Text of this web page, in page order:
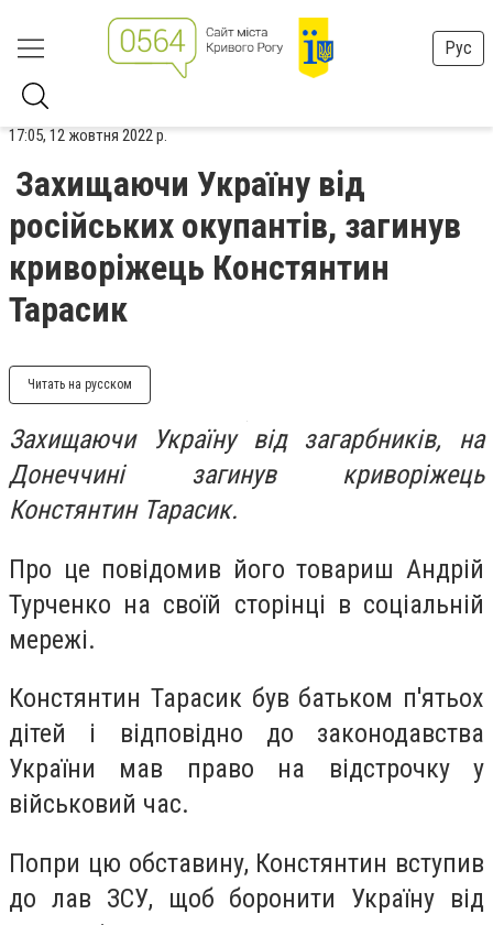
Рус
17:05, 12 жовтня 2022 р.
Захищаючи Україну від
російських окупантів, загинув
криворіжець Констянтин
Тарасик
Читать на русском
Захищаючи Україну від загарбників, на
Донеччині загинув криворіжець
Констянтин Тарасик.
Про це повідомив його товариш Андрій
Турченко на своїй сторінці в соціальній
мережі.
Констянтин Тарасик був батьком п'ятьох
дітей і відповідно до законодавства
України мав право на відстрочку у
військовий час.
Попри цю обставину, Констянтин вступив
до лав ЗСУ, щоб боронити Україну від